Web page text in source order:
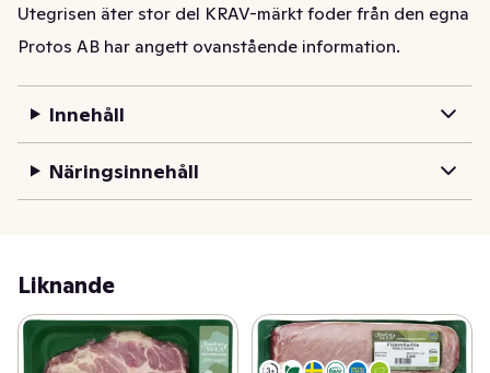
Utegrisen äter stor del KRAV-märkt foder från den egna
gården. Det här resulterar i friska och starka grisar –
Protos AB har angett ovanstående information.
Innehåll
Näringsinnehåll
Liknande